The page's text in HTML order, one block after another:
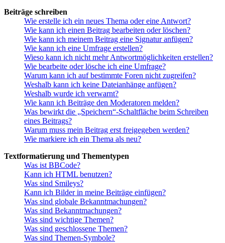
Beiträge schreiben
Wie erstelle ich ein neues Thema oder eine Antwort?
Wie kann ich einen Beitrag bearbeiten oder löschen?
Wie kann ich meinem Beitrag eine Signatur anfügen?
Wie kann ich eine Umfrage erstellen?
Wieso kann ich nicht mehr Antwortmöglichkeiten erstellen?
Wie bearbeite oder lösche ich eine Umfrage?
Warum kann ich auf bestimmte Foren nicht zugreifen?
Weshalb kann ich keine Dateianhänge anfügen?
Weshalb wurde ich verwarnt?
Wie kann ich Beiträge den Moderatoren melden?
Was bewirkt die „Speichern“-Schaltfläche beim Schreiben
eines Beitrags?
Warum muss mein Beitrag erst freigegeben werden?
Wie markiere ich ein Thema als neu?
Textformatierung und Thementypen
Was ist BBCode?
Kann ich HTML benutzen?
Was sind Smileys?
Kann ich Bilder in meine Beiträge einfügen?
Was sind globale Bekanntmachungen?
Was sind Bekanntmachungen?
Was sind wichtige Themen?
Was sind geschlossene Themen?
Was sind Themen-Symbole?